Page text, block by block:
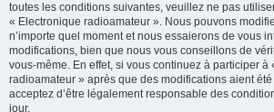
toutes les conditions suivantes, veuillez ne pas
« Electronique radioamateur ». Nous pouvons
n’importe quel moment et nous essaierons de vous
modifications, bien que nous vous conseillons de
vous-même. En effet, si vous continuez à participer à
radioamateur » après que des modifications aient
acceptez d’être légalement responsable des
jour.